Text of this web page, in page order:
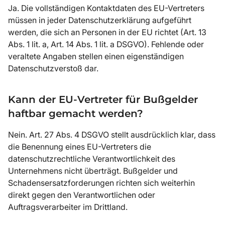
Ja. Die vollständigen Kontaktdaten des EU-Vertreters
müssen in jeder Datenschutzerklärung aufgeführt
werden, die sich an Personen in der EU richtet (Art. 13
Abs. 1 lit. a, Art. 14 Abs. 1 lit. a DSGVO). Fehlende oder
veraltete Angaben stellen einen eigenständigen
Datenschutzverstoß dar.
Kann der EU-Vertreter für Bußgelder
haftbar gemacht werden?
Nein. Art. 27 Abs. 4 DSGVO stellt ausdrücklich klar, dass
die Benennung eines EU-Vertreters die
datenschutzrechtliche Verantwortlichkeit des
Unternehmens nicht überträgt. Bußgelder und
Schadensersatzforderungen richten sich weiterhin
direkt gegen den Verantwortlichen oder
Auftragsverarbeiter im Drittland.